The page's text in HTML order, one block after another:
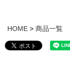
HOME 商品一覧